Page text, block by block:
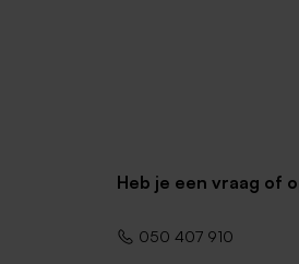
Heb je een vraag of
050 407 910